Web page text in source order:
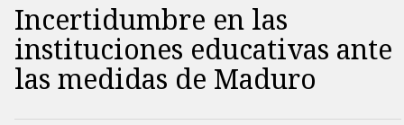
Incertidumbre en las
instituciones educativas ante
las medidas de Maduro